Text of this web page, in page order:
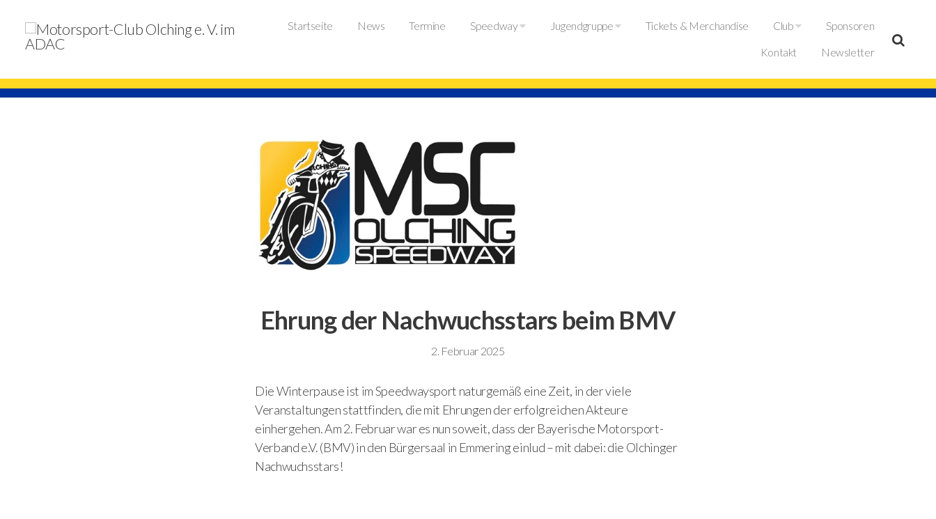
Startseite News Termine Speedway Jugendgruppe Tickets & Merchandise Club Sponsoren
Kontakt Newsletter
Ehrung der Nachwuchsstars beim BMV
2. Februar 2025
Die Winterpause ist im Speedwaysport naturgemäß eine Zeit, in der viele
Veranstaltungen stattfinden, die mit Ehrungen der erfolgreichen Akteure
einhergehen. Am 2. Februar war es nun soweit, dass der Bayerische Motorsport-
Verband e.V. (BMV) in den Bürgersaal in Emmering einlud – mit dabei: die Olchinger
Nachwuchsstars!